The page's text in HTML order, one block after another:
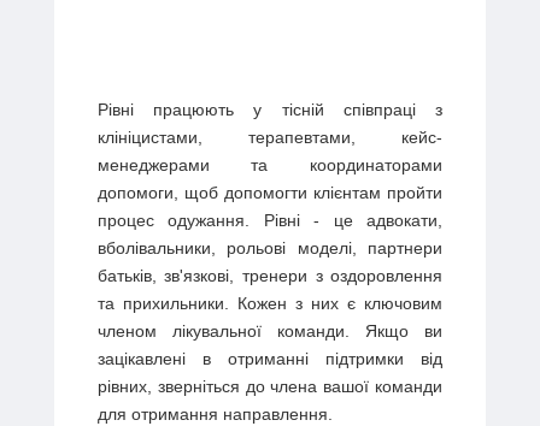
Рівні працюють у тісній співпраці з
клініцистами, терапевтами, кейс-
менеджерами та координаторами
допомоги, щоб допомогти клієнтам пройти
процес одужання. Рівні - це адвокати,
вболівальники, рольові моделі, партнери
батьків, зв'язкові, тренери з оздоровлення
та прихильники. Кожен з них є ключовим
членом лікувальної команди. Якщо ви
зацікавлені в отриманні підтримки від
рівних, зверніться до члена вашої команди
для отримання направлення.